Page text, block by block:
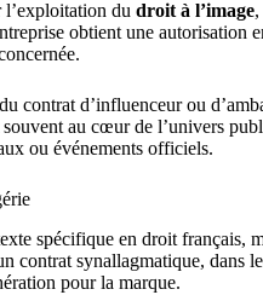
l’exploitation du droit à l’image
obtient une autorisation
contrat d’influenceur ou
au cœur de l’univers
ou événements officiels.
spécifique en droit français,
contrat synallagmatique, dans
pour la marque.